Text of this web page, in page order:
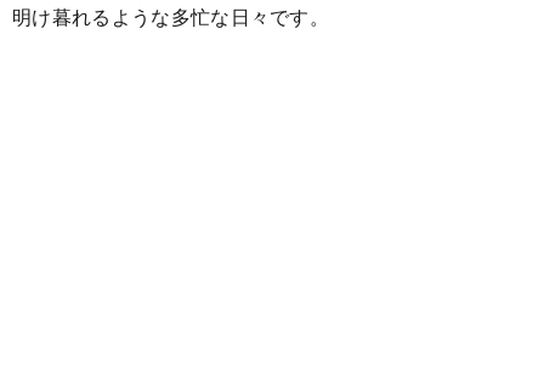
明け暮れるような多忙な日々です。